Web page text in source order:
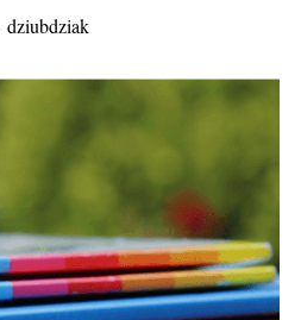
dziubdziak